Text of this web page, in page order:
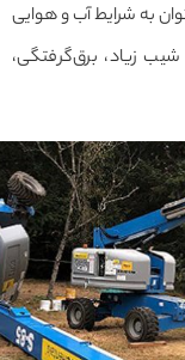
شرایط آب و هوایی
برق‌گرفتگی،